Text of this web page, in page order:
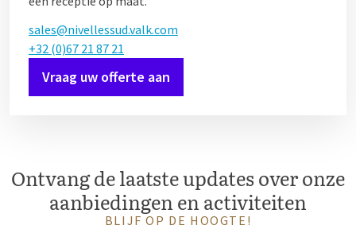
sales@nivellessud.valk.com
+32 (0)67 21 87 21
Vraag uw offerte aan
Ontvang de laatste updates over onze
aanbiedingen en activiteiten
BLIJF OP DE HOOGTE!